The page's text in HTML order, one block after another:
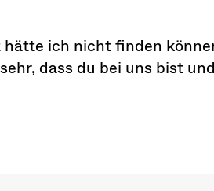
ich nicht finden
dass du bei uns bist